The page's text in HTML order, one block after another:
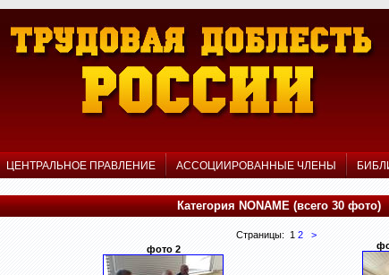
ЦЕНТРАЛЬНОЕ ПРАВЛЕНИЕ АССОЦИИРОВАННЫЕ ЧЛЕНЫ
Категория NONAME (всего 30 фото)
Страницы: 1 2
>
фото 2